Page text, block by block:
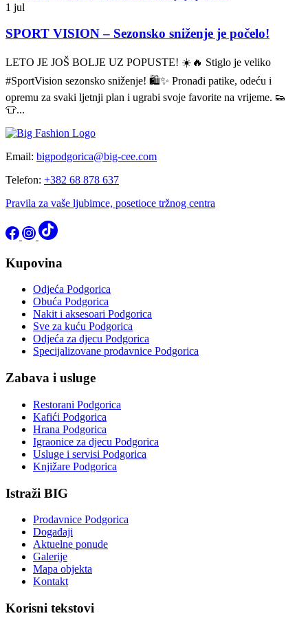
1 jul
SPORT VISION – Sezonsko sniženje je počelo!
LETO JE JOŠ BOLJE UZ POPUSTE! ☀️🔥 Stiglo je veliko
#SportVision sezonsko sniženje! 🛍️✨ Pronađi patike, odeću i
opremu za svaki ljetnji plan i ugrabi svoje favorite na vrijeme. 👟
👕...
Email: bigpodgorica@big-cee.com
Telefon: +382 68 878 637
Pravila za vaše ljubimce, posetioce tržnog centra
Kupovina
Odjeća Podgorica
Obuća Podgorica
Nakit i aksesoari Podgorica
Sve za kuću Podgorica
Odjeća za djecu Podgorica
Specijalizovane prodavnice Podgorica
Zabava i usluge
Restorani Podgorica
Kafići Podgorica
Hrana Podgorica
Igraonice za djecu Podgorica
Usluge i servisi Podgorica
Knjižare Podgorica
Istraži BIG
Prodavnice Podgorica
Događaji
Aktuelne ponude
Galerije
Mapa objekta
Kontakt
Korisni tekstovi